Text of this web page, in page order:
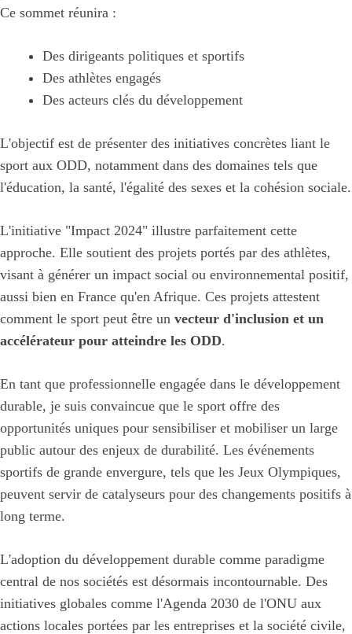
Ce sommet réunira :
Des dirigeants politiques et sportifs
Des athlètes engagés
Des acteurs clés du développement
L'objectif est de présenter des initiatives concrètes liant le
sport aux ODD, notamment dans des domaines tels que
l'éducation, la santé, l'égalité des sexes et la cohésion sociale.
L'initiative "Impact 2024" illustre parfaitement cette
approche. Elle soutient des projets portés par des athlètes,
visant à générer un impact social ou environnemental positif,
aussi bien en France qu'en Afrique. Ces projets attestent
comment le sport peut être un vecteur d'inclusion et un
accélérateur pour atteindre les ODD.
En tant que professionnelle engagée dans le développement
durable, je suis convaincue que le sport offre des
opportunités uniques pour sensibiliser et mobiliser un large
public autour des enjeux de durabilité. Les événements
sportifs de grande envergure, tels que les Jeux Olympiques,
peuvent servir de catalyseurs pour des changements positifs à
long terme.
L'adoption du développement durable comme paradigme
central de nos sociétés est désormais incontournable. Des
initiatives globales comme l'Agenda 2030 de l'ONU aux
actions locales portées par les entreprises et la société civile,